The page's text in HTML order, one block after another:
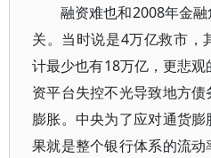
融资难也和2008年金
关。当时说是4万亿救市，
计最少也有18万亿，更悲
资平台失控不光导致地方
膨胀。中央为了应对通货
果就是整个银行体系的流